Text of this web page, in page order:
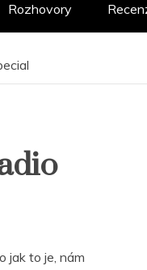
Rozhovory
jak to je, nám